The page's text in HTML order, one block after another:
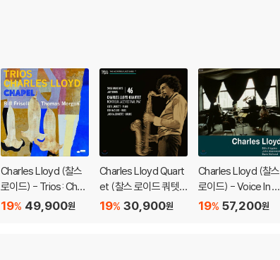
Charles Lloyd (찰스
로이드) - Trios: Chap
el [LP]49,900원
19%
Charles Lloyd Quart
et (찰스 로이드 쿼텟)
- Montreux Jazz Fe
30,900원
19%
Charles Lloyd (찰스
로이드) - Voice In Th
e Night [2LP]
57,200원
19%